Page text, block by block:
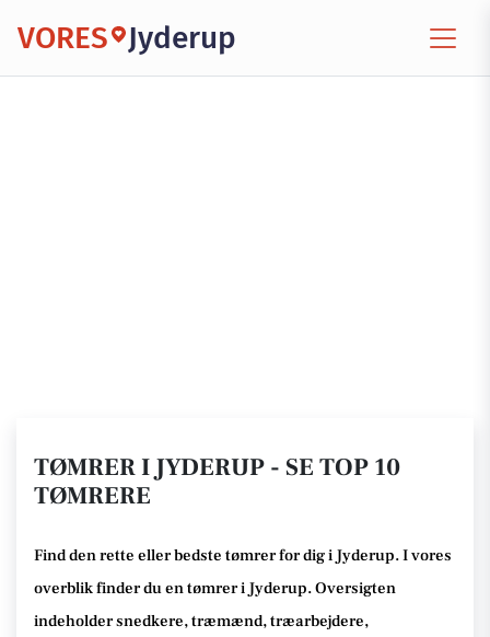
VORES Jyderup
TØMRER I JYDERUP - SE TOP 10
TØMRERE
Find den rette eller bedste tømrerfor dig i Jyderup. I vores
overblik finder du en tømrer i Jyderup.Oversigten
indeholder snedkere, træmænd, træarbejdere,